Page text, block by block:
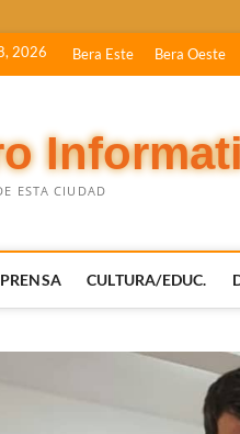
2026 Bera Este Bera Oeste
ESTA CIUDAD
CULTURA/EDUC.